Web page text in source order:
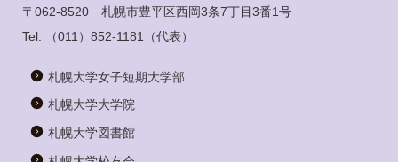
〒062-8520 札幌市豊平区西岡3条7丁目3番1号
Tel.
（011）852-1181 （代表）
札幌大学女子短期大学部
札幌大学大学院
札幌大学図書館